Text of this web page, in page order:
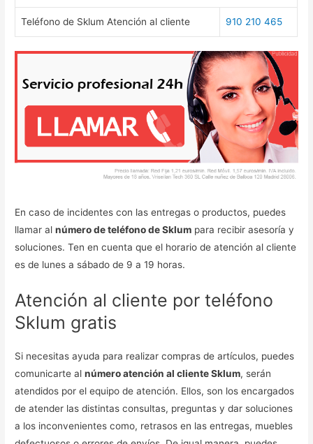
Teléfono de Sklum Atención al cliente 910 210 465
En caso de incidentes con las entregas o productos, puedes
llamar alnúmero de teléfono de Sklum para recibir asesoría y
soluciones. Ten en cuenta que el horario de atención al cliente
es de lunes a sábado de 9 a 19 horas.
Atención al cliente por teléfono
Sklum gratis
Si necesitas ayuda para realizar compras de artículos, puedes
comunicarte alnúmero atención al cliente Sklum, serán
atendidos por el equipo de atención. Ellos, son los encargados
de atender las distintas consultas, preguntas y dar soluciones
a los inconvenientes como, retrasos en las entregas, muebles